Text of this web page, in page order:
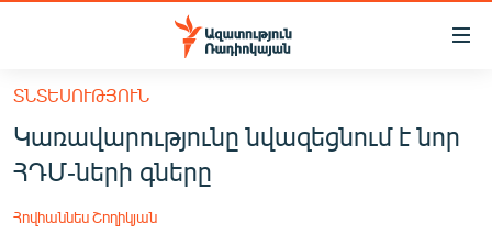
Մատչելիության
հիմնական
բովանդակությանը
Անցնել
հիմնական
մենյուին
ՀԱՅԱՍՏԱՆ
ՔԱՂԱՔԱԿԱՆ
ԸՆՏՐՈՒԹՅՈՒՆՆԵՐ 2026
ՏՆՏԵՍՈՒԹՅՈՒՆ
Կառավարությունը նվազեցնում է նոր
ՀԴՄ-ների գները
Հովհաննես Շողիկյան